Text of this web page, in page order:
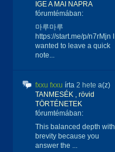
IGE A MAI NAPRA
fórumtémában:
마루마루
https://start.me/p/n7rMjn I
wanted to leave a quick
note...
fxxu fxxu írta 2 hete a(z)
TANMESÉK , rövid
TÖRTÉNETEK
fórumtémában:
This balanced depth with
brevity because you
answer the ...